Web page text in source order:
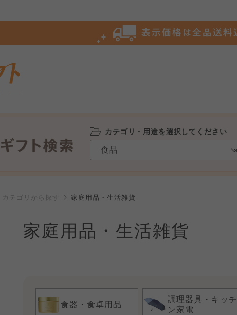
カテゴリ・用途を選択してください
カテゴリから探す 家庭用品・生活雑貨
家庭用品・生活雑貨
食器・食卓用品
調理器具・キッチ
ン家電